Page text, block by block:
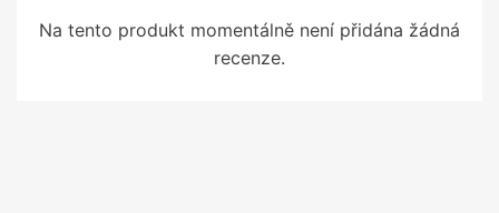
Na tento produkt momentálně není přidána žádná
recenze.